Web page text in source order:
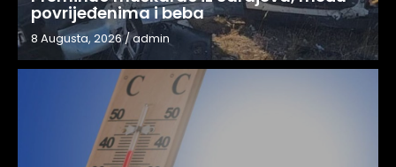
povrijeđenima i beba
8 Augusta, 2026/admin